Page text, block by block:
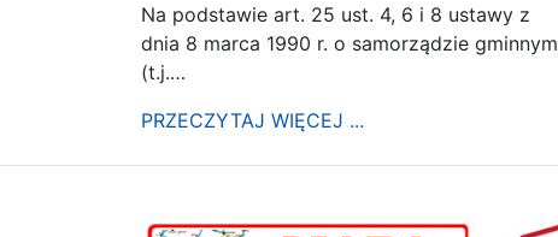
Na podstawie art. 25 ust. 4, 6 i 8 ustawy z
dnia 8 marca 1990 r. o samorządzie gminnym
(t.j.…
PRZECZYTAJ WIĘCEJ ...